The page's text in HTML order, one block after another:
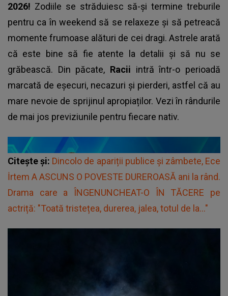
2026! Zodiile se străduiesc să-și termine treburile
pentru ca în weekend să se relaxeze și să petreacă
momente frumoase alături de cei dragi. Astrele arată
că este bine să fie atente la detalii și să nu se
grăbească. Din păcate, Racii intră într-o perioadă
marcată de eșecuri, necazuri și pierderi, astfel că au
mare nevoie de sprijinul apropiaților. Vezi în rândurile
de mai jos previziunile pentru fiecare nativ.
Citește și: Dincolo de apariții publice și zâmbete, Ece
İrtem A ASCUNS O POVESTE DUREROASĂ ani la rând.
Drama care a ÎNGENUNCHEAT-O ÎN TĂCERE pe
actriță: "Toată tristețea, durerea, jalea, totul de la..."